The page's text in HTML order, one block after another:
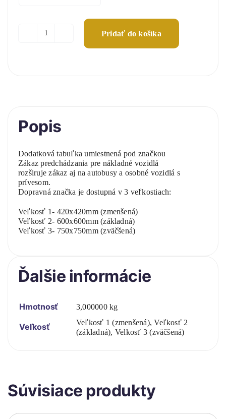
množstvo
Pridať do košíka
Popis
Dodatková tabuľka umiestnená pod značkou
Zákaz predchádzania pre nákladné vozidlá
rozširuje zákaz aj na autobusy a osobné vozidlá s
prívesom.
Dopravná značka je dostupná v 3 veľkostiach:
Veľkosť 1- 420x420mm (zmenšená)
Veľkosť 2- 600x600mm (základná)
Veľkosť 3- 750x750mm (zväčšená)
Ďalšie informácie
Hmotnosť 3,000000 kg
Veľkosť
Veľkosť 1 (zmenšená), Veľkosť 2
(základná), Velkosť 3 (zväčšená)
Súvisiace produkty